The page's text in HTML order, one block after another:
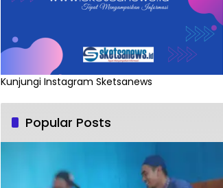
Kunjungi Instagram Sketsanews
Popular Posts